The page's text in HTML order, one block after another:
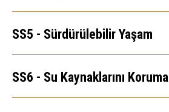
SS5 - Sürdürülebilir Yaşam
SS6 - Su Kaynaklarını Koruma